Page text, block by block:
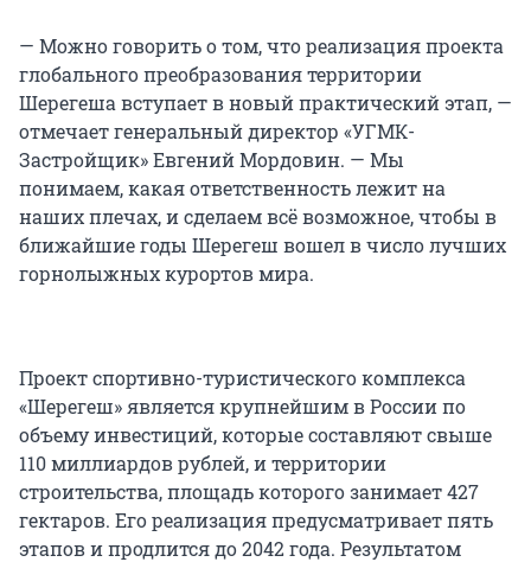
— Можно говорить о том, что реализация проекта
глобального преобразования территории
Шерегеша вступает в новый практический этап, —
отмечает генеральный директор «УГМК-
Застройщик» Евгений Мордовин. — Мы
понимаем, какая ответственность лежит на
наших плечах, и сделаем всё возможное, чтобы в
ближайшие годы Шерегеш вошел в число лучших
горнолыжных курортов мира.
Проект спортивно-туристического комплекса
«Шерегеш» является крупнейшим в России по
объему инвестиций, которые составляют свыше
110 миллиардов рублей, и территории
строительства, площадь которого занимает 427
гектаров. Его реализация предусматривает пять
этапов и продлится до 2042 года. Результатом